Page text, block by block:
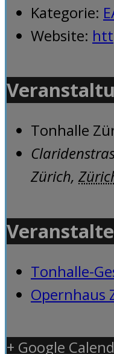
Kategorie:
Website:
Tonhalle
Zürich,
Tonhalle-
Opernhaus
+ Google